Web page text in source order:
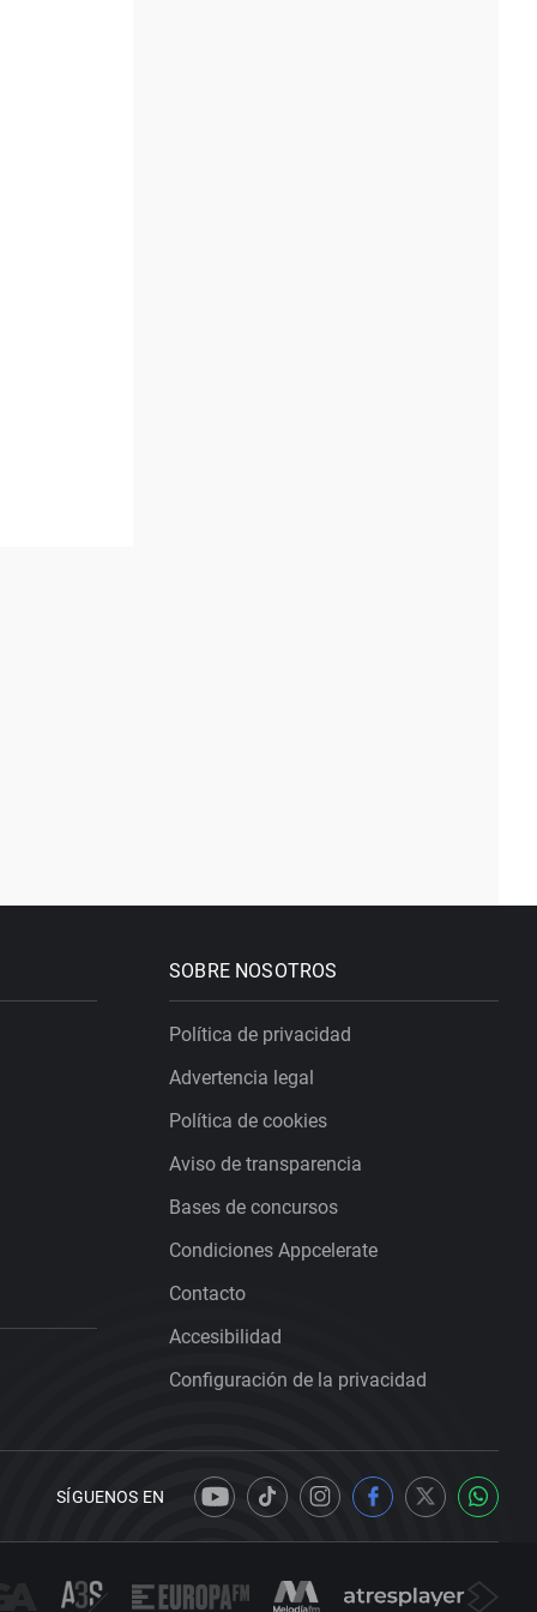
SOBRE NOSOTROS
Política de privacidad
Advertencia legal
Política de cookies
Aviso de transparencia
Bases de concursos
Condiciones Appcelerate
Contacto
Accesibilidad
Configuración de la privacidad
SÍGUENOS EN